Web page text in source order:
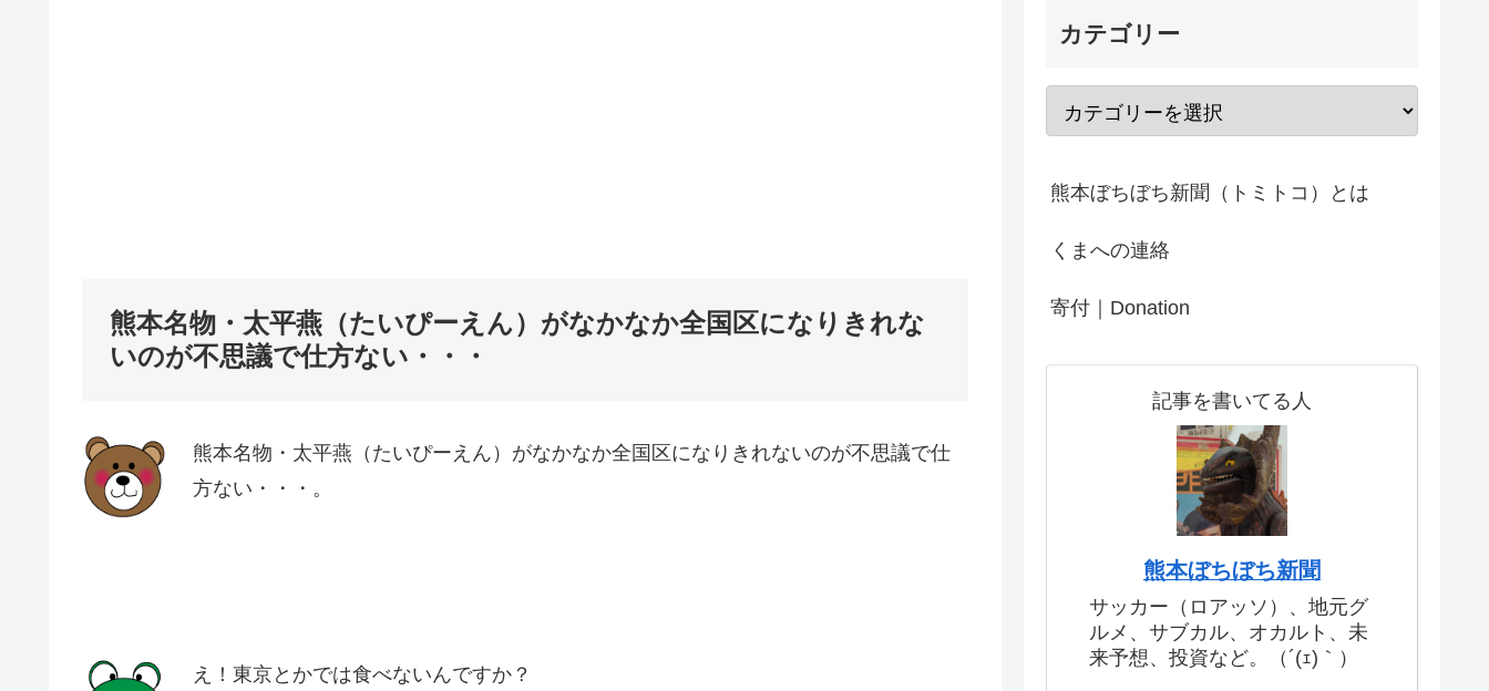
熊本名物・太平燕（たいぴーえん）がなかなか全国区になりきれな
いのが不思議で仕方ない・・・
熊本名物・太平燕（たいぴーえん）がなかなか全国区になりきれないのが不思議で仕
方ない・・・。
え！東京とかでは食べないんですか？
カテゴリー
熊本ぼちぼち新聞（トミトコ）とは
くまへの連絡
寄付｜Donation
記事を書いてる人
熊本ぼちぼち新聞
サッカー（ロアッソ）、地元グ
ルメ、サブカル、オカルト、未
来予想、投資など。（´(ｪ)｀）